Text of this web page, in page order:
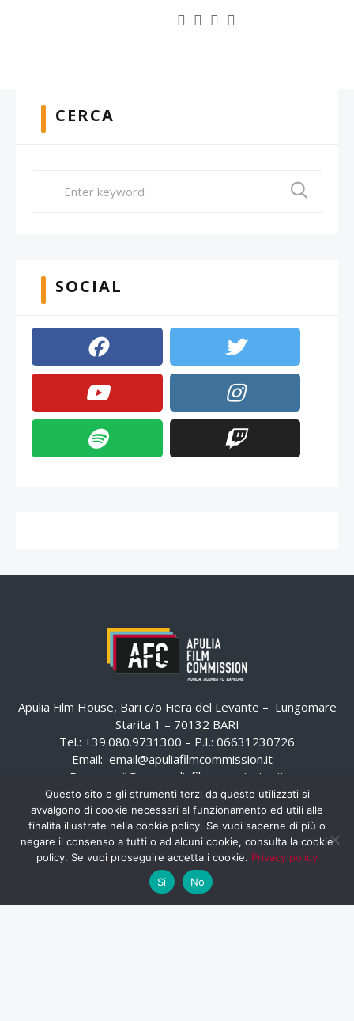
CERCA
SOCIAL
Apulia Film House, Bari c/o Fiera del Levante – Lungomare
Starita 1 – 70132 BARI
Tel.: +39.080.9731300 – P.I.: 06631230726
Email: email@apuliafilmcommission.it –
Pec:
email@pec.apuliafilmcommission.it
Questo sito o gli strumenti terzi da questo utilizzati si
avvalgono di cookie necessari al funzionamento ed utili alle
finalità illustrate nella cookie policy. Se vuoi saperne di più o
negare il consenso a tutti o ad alcuni cookie, consulta la cookie
policy. Se vuoi proseguire accetta i cookie. Privacy policy
Si
No